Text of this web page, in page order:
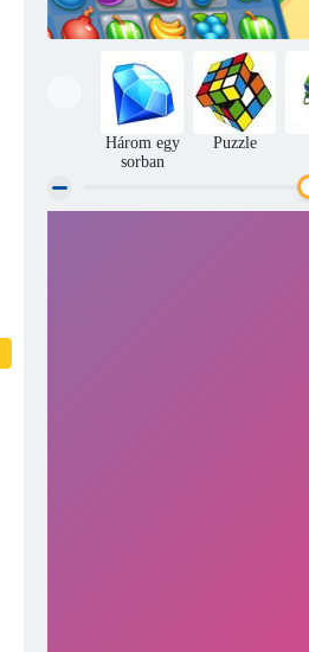
Három egy
sorban
Puzzle